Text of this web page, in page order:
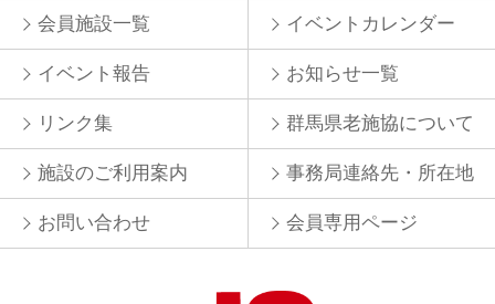
会員施設一覧 イベントカレンダー
イベント報告 お知らせ一覧
リンク集 群馬県老施協について
施設のご利用案内 事務局連絡先・所在地
お問い合わせ 会員専用ページ